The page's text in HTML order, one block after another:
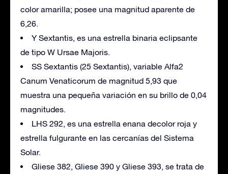
color amarilla; posee una magnitud aparente de
6,26.
Y Sextantis, es una estrella binaria eclipsante
de tipo W Ursae Majoris.
SS Sextantis (25 Sextantis), variable Alfa2
Canum Venaticorum de magnitud 5,93 que
muestra una pequeña variación en su brillo de 0,04
magnitudes.
LHS 292, es una estrella enana decolor roja y
estrella fulgurante en las cercanías del Sistema
Solar.
Gliese 382, Gliese 390 y Gliese 393, se trata de